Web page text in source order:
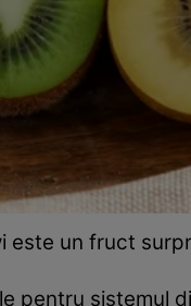
este un fruct
pentru sistemul